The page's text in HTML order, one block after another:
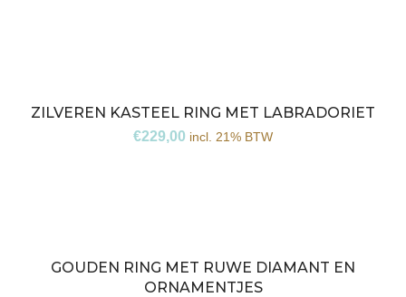
ZILVEREN KASTEEL RING MET LABRADORIET
€229,00 incl. 21% BTW
GOUDEN RING MET RUWE DIAMANT EN
ORNAMENTJES